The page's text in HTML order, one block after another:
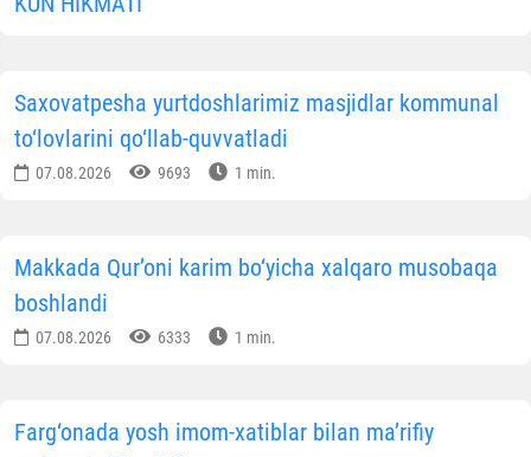
Saxovatpesha yurtdoshlarimiz masjidlar kommunal
to‘lovlarini qo‘llab-quvvatladi
07.08.2026 9693 1 min.
Makkada Qur’oni karim bo‘yicha xalqaro musobaqa
boshlandi
07.08.2026 6333 1 min.
Farg‘onada yosh imom-xatiblar bilan ma’rifiy